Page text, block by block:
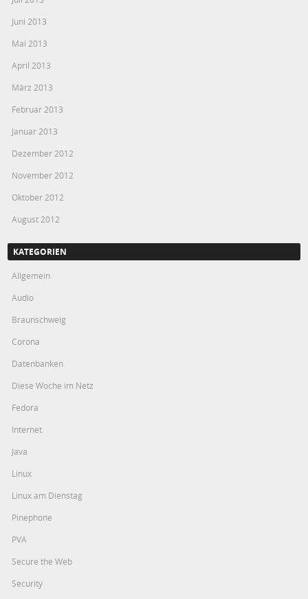
Juni 2013
Mai 2013
April 2013
März 2013
Februar 2013
Januar 2013
Dezember 2012
November 2012
Oktober 2012
August 2012
KATEGORIEN
Allgemein
Audio
Braunschweig
Corona
Datenbanken
Diese Woche im Netz
Fedora
Internet
Java
Linux
Linux am Dienstag
Pinephone
PVA
Secure the Web
Security